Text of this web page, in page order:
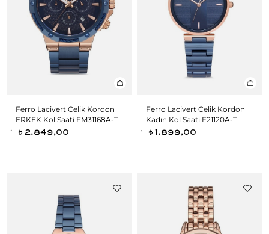
Ferro Lacivert Celik Kordon
ERKEK Kol Saati FM31168A-T
t 2.849,00
Ferro Lacivert Celik Kordon
Kadın Kol Saati F21120A-T
t 1.899,00